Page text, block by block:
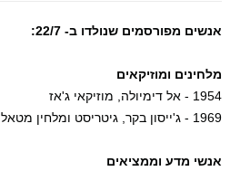
אנשים מפורסמים שנולדו ב- 22/7:
מלחינים ומוזיקאים
1954 - אל דימיולה, מוזיקאי ג'אז
1969 - ג'ייסון בקר, גיטריסט ומלחין מטאל נאו קלאסי (Cacophony)
אנשי מדע וממציאים